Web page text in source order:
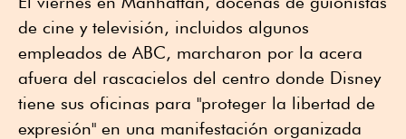
de cine y televisión, incluidos algunos
empleados de ABC, marcharon por la acera
afuera del rascacielos del centro donde Disney
tiene sus oficinas para "proteger la libertad de
expresión" en una manifestación organizada